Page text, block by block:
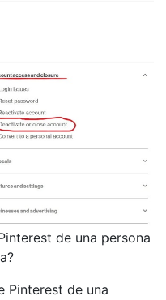
de una persona
Pinterest de una